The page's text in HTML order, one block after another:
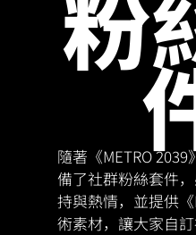
隨著《METRO
備了社群粉絲套件
持與熱情，並提供
術素材，讓大家自